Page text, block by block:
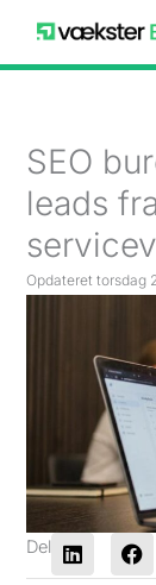
indholdet
SEO
leads
Opdateret torsdag
Del